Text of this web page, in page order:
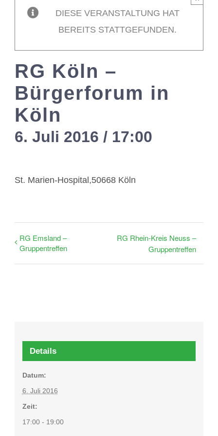
Mitglieder /
DIESE VERANSTALTUNG HAT
BEREITS STATTGEFUNDEN.
RG Köln –
Bürgerforum in
Köln
6. Juli 2016 / 17:00
St. Marien-Hospital,50668 Köln
RG Emsland –
Gruppentreffen
RG Rhein-Kreis Neuss –
Gruppentreffen
Details
Datum:
6. Juli 2016
Zeit:
17:00 - 19:00